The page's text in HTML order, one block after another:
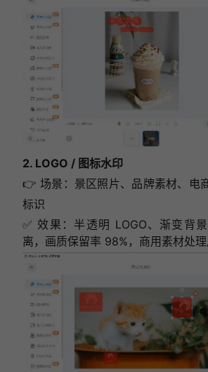
2. LOGO / 图标水印
👉 场景：景区照片、品牌素材、电
标识
✅ 效果：半透明 LOGO、渐变背
离，画质保留率 98%，商用素材处